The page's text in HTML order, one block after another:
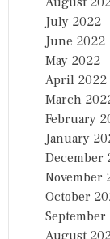
July 2022
June 2022
May 2022
April 2022
March
February
January
December
November
October
September